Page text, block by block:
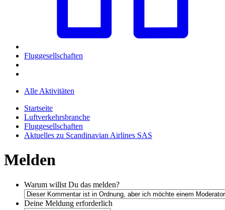
Fluggesellschaften
Alle Aktivitäten
Startseite
Luftverkehrsbranche
Fluggesellschaften
Aktuelles zu Scandinavian Airlines SAS
Melden
Warum willst Du das melden?
Deine Meldung erforderlich